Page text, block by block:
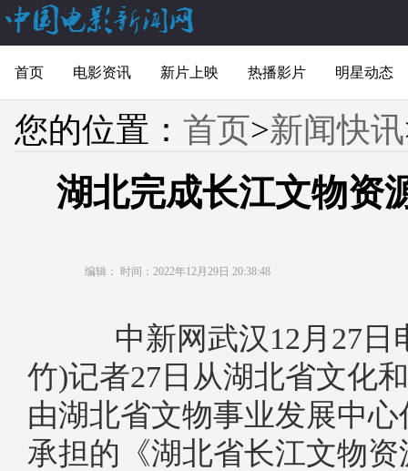
首页 电影资讯 新片上映 热播影片 明星动态
您的位置： 首页>新闻快讯
湖北完成长江文物资
编辑： 时间：2022年12月29日 20:38:48
中新网武汉12月27日
竹)记者27日从湖北省文化
由湖北省文物事业发展中
承担的《湖北省长江文物